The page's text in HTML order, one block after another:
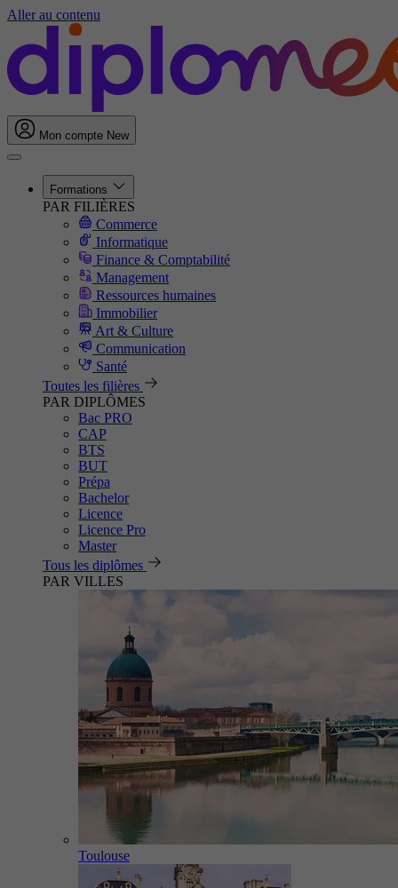
Aller au contenu
Mon compte New
Formations
PAR FILIÈRES
Commerce
Informatique
Finance & Comptabilité
Management
Ressources humaines
Immobilier
Art & Culture
Communication
Santé
Toutes les filières
PAR DIPLÔMES
Bac PRO
CAP
BTS
BUT
Prépa
Bachelor
Licence
Licence Pro
Master
Tous les diplômes
PAR VILLES
Toulouse